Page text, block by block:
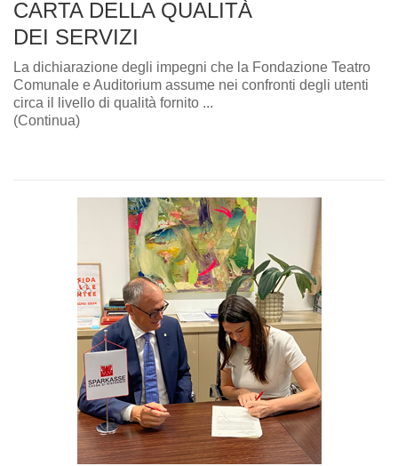
CARTA DELLA QUALITÀ
DEI SERVIZI
La dichiarazione degli impegni che la Fondazione Teatro
Comunale e Auditorium assume nei confronti degli utenti
circa il livello di qualità fornito ...
(Continua)